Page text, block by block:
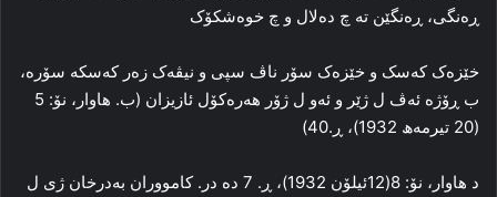
ڕه‌نگی، ڕه‌نگێن ته‌ چ ده‌لال و چ خوه‌شکۆک
خێزه‌ک که‌سک و خێزه‌ک سۆر ناڤ سپی و نیڤه‌ک زه‌ر که‌سکه‌ سۆره‌،
ب ڕۆژه‌ ئه‌ڤ ل ژێر و ئه‌و ل ژۆر هه‌ره‌کۆل ئازیزان (ب. هاوار، نۆ: 5
(20 تیرمه‌ھ 1932)، ڕ.40)
د هاوار، نۆ: 8(12ئیلۆن 1932)، ڕ. 7 ده‌ در. کامووران به‌درخان ژی ل